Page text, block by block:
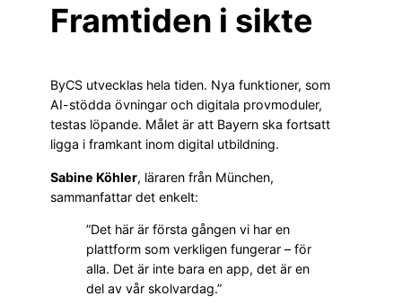
Framtiden i sikte
ByCS utvecklas hela tiden. Nya funktioner, som
AI-stödda övningar och digitala provmoduler,
testas löpande. Målet är att Bayern ska fortsatt
ligga i framkant inom digital utbildning.
Sabine Köhler, läraren från München,
sammanfattar det enkelt:
”Det här är första gången vi har en
plattform som verkligen fungerar – för
alla. Det är inte bara en app, det är en
del av vår skolvardag.”